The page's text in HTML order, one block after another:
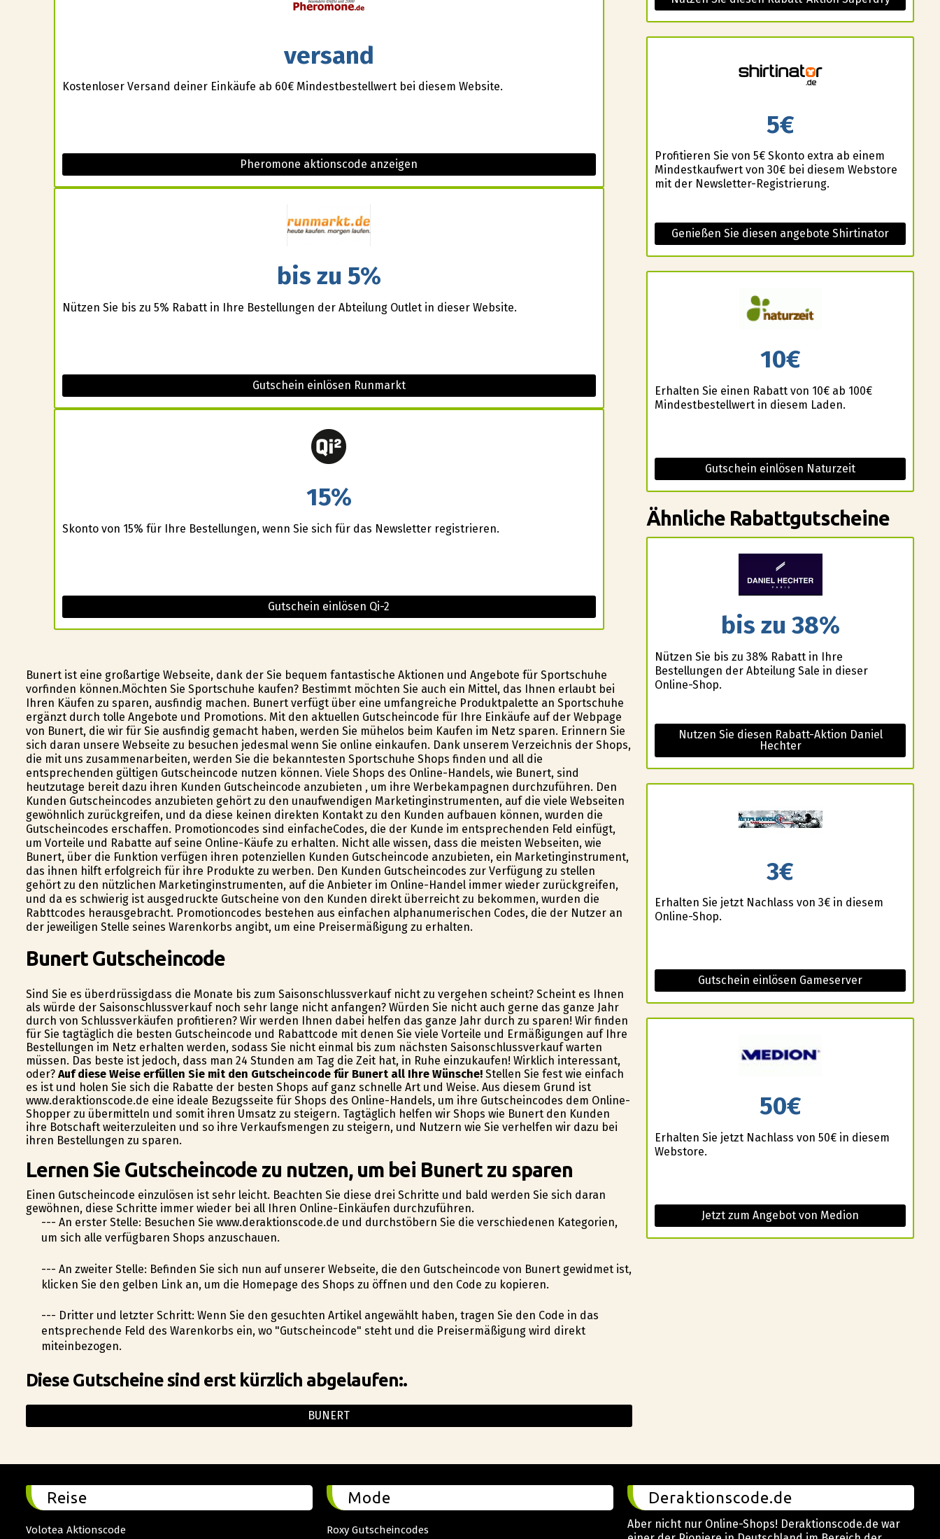
versand
Kostenloser Versand deiner Einkäufe ab 60€ Mindestbestellwert bei diesem Website.
Pheromone aktionscode anzeigen
bis zu 5%
Nützen Sie bis zu 5% Rabatt in Ihre Bestellungen der Abteilung Outlet in dieser Website.
Gutschein einlösen Runmarkt
15%
Skonto von 15% für Ihre Bestellungen, wenn Sie sich für das Newsletter registrieren.
Gutschein einlösen Qi-2
Bunert ist eine großartige Webseite, dank der Sie bequem fantastische Aktionen und Angebote für Sportschuhe
vorfinden können.Möchten Sie Sportschuhe kaufen? Bestimmt möchten Sie auch ein Mittel, das Ihnen erlaubt bei
Ihren Käufen zu sparen, ausfindig machen. Bunert verfügt über eine umfangreiche Produktpalette an Sportschuhe
ergänzt durch tolle Angebote und Promotions. Mit den aktuellen Gutscheincode für Ihre Einkäufe auf der Webpage
von Bunert, die wir für Sie ausfindig gemacht haben, werden Sie mühelos beim Kaufen im Netz sparen. Erinnern Sie
sich daran unsere Webseite zu besuchen jedesmal wenn Sie online einkaufen. Dank unserem Verzeichnis der Shops,
die mit uns zusammenarbeiten, werden Sie die bekanntesten Sportschuhe Shops finden und all die
entsprechenden gültigen Gutscheincode nutzen können. Viele Shops des Online-Handels, wie Bunert, sind
heutzutage bereit dazu ihren Kunden Gutscheincode anzubieten , um ihre Werbekampagnen durchzuführen. Den
Kunden Gutscheincodes anzubieten gehört zu den unaufwendigen Marketinginstrumenten, auf die viele Webseiten
gewöhnlich zurückgreifen, und da diese keinen direkten Kontakt zu den Kunden aufbauen können, wurden die
Gutscheincodes erschaffen. Promotioncodes sind einfacheCodes, die der Kunde im entsprechenden Feld einfügt,
um Vorteile und Rabatte auf seine Online-Käufe zu erhalten. Nicht alle wissen, dass die meisten Webseiten, wie
Bunert, über die Funktion verfügen ihren potenziellen Kunden Gutscheincode anzubieten, ein Marketinginstrument,
das ihnen hilft erfolgreich für ihre Produkte zu werben. Den Kunden Gutscheincodes zur Verfügung zu stellen
gehört zu den nützlichen Marketinginstrumenten, auf die Anbieter im Online-Handel immer wieder zurückgreifen,
und da es schwierig ist ausgedruckte Gutscheine von den Kunden direkt überreicht zu bekommen, wurden die
Rabttcodes herausgebracht. Promotioncodes bestehen aus einfachen alphanumerischen Codes, die der Nutzer an
der jeweiligen Stelle seines Warenkorbs angibt, um eine Preisermäßigung zu erhalten.
Bunert Gutscheincode
Sind Sie es überdrüssigdass die Monate bis zum Saisonschlussverkauf nicht zu vergehen scheint? Scheint es Ihnen
als würde der Saisonschlussverkauf noch sehr lange nicht anfangen? Würden Sie nicht auch gerne das ganze Jahr
durch von Schlussverkäufen profitieren? Wir werden Ihnen dabei helfen das ganze Jahr durch zu sparen! Wir finden
für Sie tagtäglich die besten Gutscheincode und Rabattcode mit denen Sie viele Vorteile und Ermäßigungen auf Ihre
Bestellungen im Netz erhalten werden, sodass Sie nicht einmal bis zum nächsten Saisonschlussverkauf warten
müssen. Das beste ist jedoch, dass man 24 Stunden am Tag die Zeit hat, in Ruhe einzukaufen! Wirklich interessant,
oder? Auf diese Weise erfüllen Sie mit den Gutscheincode für Bunert all Ihre Wünsche!Stellen Sie fest wie einfach
es ist und holen Sie sich die Rabatte der besten Shops auf ganz schnelle Art und Weise. Aus diesem Grund ist
www.deraktionscode.de eine ideale Bezugsseite für Shops des Online-Handels, um ihre Gutscheincodes dem Online-
Shopper zu übermitteln und somit ihren Umsatz zu steigern. Tagtäglich helfen wir Shops wie Bunert den Kunden
ihre Botschaft weiterzuleiten und so ihre Verkaufsmengen zu steigern, und Nutzern wie Sie verhelfen wir dazu bei
ihren Bestellungen zu sparen.
Lernen Sie Gutscheincode zu nutzen, um bei Bunert zu sparen
Einen Gutscheincode einzulösen ist sehr leicht. Beachten Sie diese drei Schritte und bald werden Sie sich daran
gewöhnen, diese Schritte immer wieder bei all Ihren Online-Einkäufen durchzuführen.
--- An erster Stelle: Besuchen Sie www.deraktionscode.de und durchstöbern Sie die verschiedenen Kategorien,
um sich alle verfügbaren Shops anzuschauen.
--- An zweiter Stelle: Befinden Sie sich nun auf unserer Webseite, die den Gutscheincode von Bunert gewidmet ist,
klicken Sie den gelben Link an, um die Homepage des Shops zu öffnen und den Code zu kopieren.
--- Dritter und letzter Schritt: Wenn Sie den gesuchten Artikel angewählt haben, tragen Sie den Code in das
entsprechende Feld des Warenkorbs ein, wo "Gutscheincode" steht und die Preisermäßigung wird direkt
miteinbezogen.
Diese Gutscheine sind erst kürzlich abgelaufen:.
BUNERT
5€
Profitieren Sie von 5€ Skonto extra ab einem
Mindestkaufwert von 30€ bei diesem Webstore
mit der Newsletter-Registrierung.
Genießen Sie diesen angebote Shirtinator
10€
Erhalten Sie einen Rabatt von 10€ ab 100€
Mindestbestellwert in diesem Laden.
Gutschein einlösen Naturzeit
Ähnliche Rabattgutscheine
bis zu 38%
Nützen Sie bis zu 38% Rabatt in Ihre
Bestellungen der Abteilung Sale in dieser
Online-Shop.
Nutzen Sie diesen Rabatt-Aktion Daniel
Hechter
3€
Erhalten Sie jetzt Nachlass von 3€ in diesem
Online-Shop.
Gutschein einlösen Gameserver
50€
Erhalten Sie jetzt Nachlass von 50€ in diesem
Webstore.
Jetzt zum Angebot von Medion
Reise
Volotea Aktionscode
Mode
Roxy Gutscheincodes
Deraktionscode.de
Aber nicht nur Online-Shops! Deraktionscode.de war